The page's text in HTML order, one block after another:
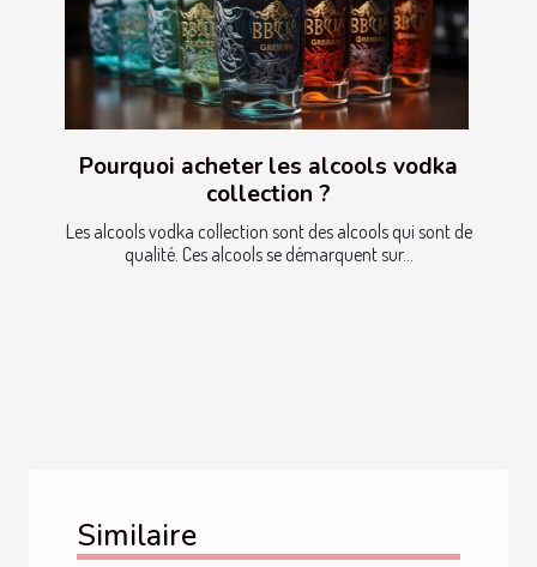
Pourquoi acheter les alcools vodka
collection ?
Les alcools vodka collection sont des alcools qui sont de
qualité. Ces alcools se démarquent sur...
Similaire